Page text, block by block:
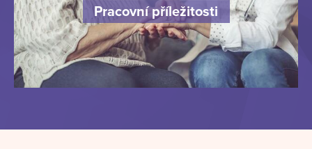
Pracovní příležitosti